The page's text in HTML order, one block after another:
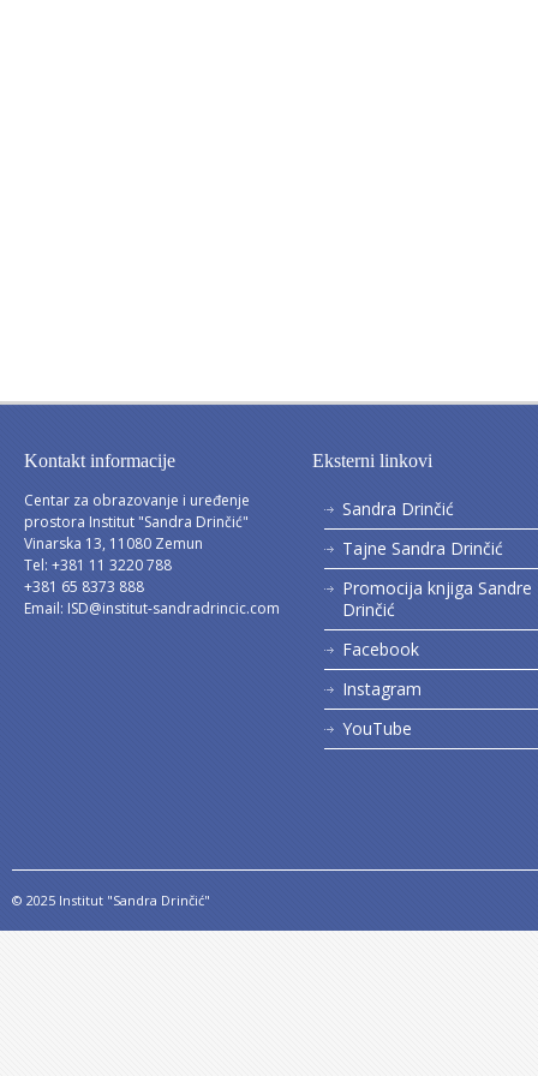
Kontakt informacije
Centar za obrazovanje i uređenje
prostora Institut "Sandra Drinčić"
Vinarska 13, 11080 Zemun
Tel: +381 11 3220 788
+381 65 8373 888
Email: ISD@institut-sandradrincic.com
Eksterni linkovi
Sandra Drinčić
Tajne Sandra Drinčić
Promocija knjiga Sandre
Drinčić
Facebook
Instagram
YouTube
© 2025 Institut "Sandra Drinčić"